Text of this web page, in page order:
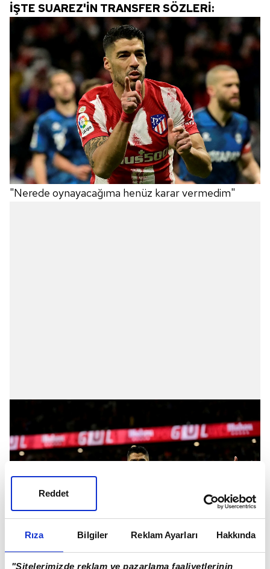
Rıza Bilgiler Reklam Ayarları Hakkında
"Sitelerimizde reklam ve pazarlama faaliyetlerinin
Reddet
İŞTE SUAREZ'İN TRANSFER SÖZLERİ:
"Nerede oynayacağıma henüz karar vermedim"